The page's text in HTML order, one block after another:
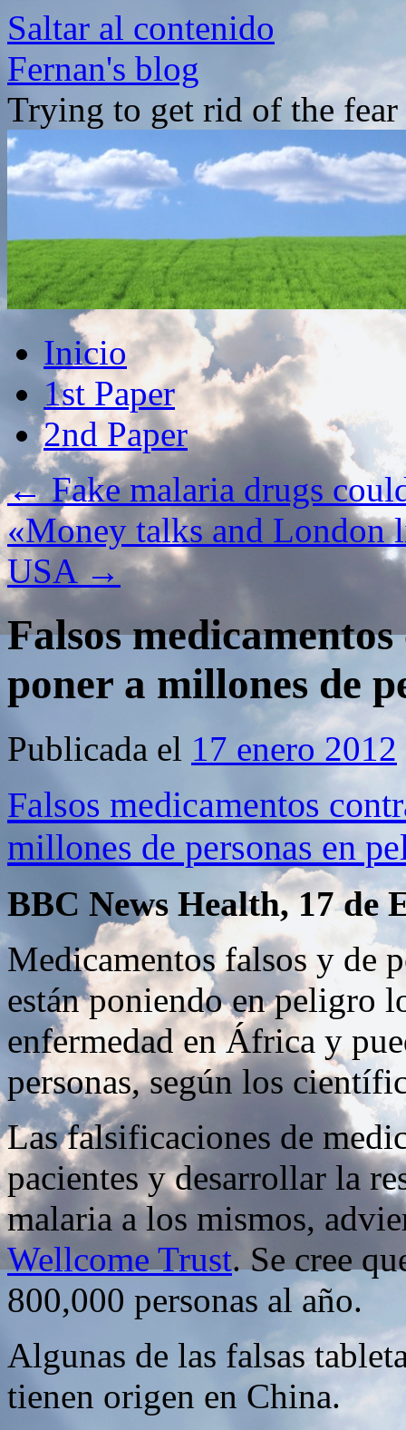
Saltar al contenido
Fernan's blog
Trying to get rid of the
Inicio
1st Paper
2nd Paper
←Fake malaria drugs
«Money talks and London
USA →
Falsos
poner a millones de
Publicada el 17 enero 2012
Falsos medicamentos
millones de personas en
BBC News Health, 17 de
Medicamentos falsos y de
están poniendo en peligro
enfermedad en África y
personas, según los
Las falsificaciones de
pacientes y desarrollar la
malaria a los mismos,
Wellcome Trust. Se cree
800,000 personas al año.
Algunas de las falsas
tienen origen en China.